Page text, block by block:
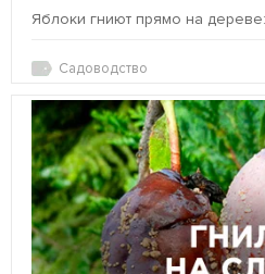
Яблоки гниют прямо на
Садоводство